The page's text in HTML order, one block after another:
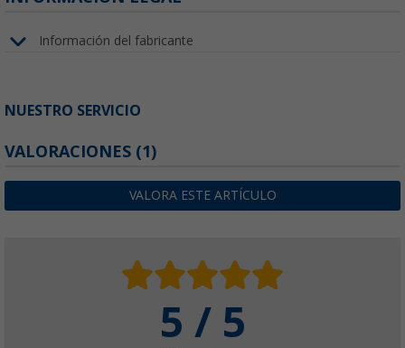
Información del fabricante
NUESTRO SERVICIO
VALORACIONES (1)
VALORA ESTE ARTÍCULO
5 / 5